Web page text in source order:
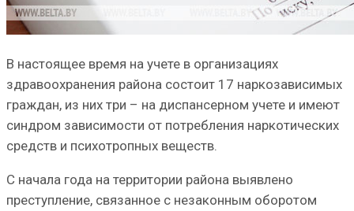
В настоящее время на учете в организациях
здравоохранения района состоит 17 наркозависимых
граждан, из них три – на диспансерном учете и имеют
синдром зависимости от потребления наркотических
средств и психотропных веществ.
С начала года на территории района выявлено
преступление, связанное с незаконным оборотом